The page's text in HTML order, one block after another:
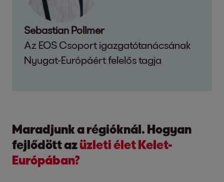
Sebastian Pollmer
Az EOS Csoport igazgatótanácsának
Nyugat-Európáért felelős tagja
Maradjunk a régióknál. Hogyan
fejlődött azüzleti élet Kelet-
Európában?